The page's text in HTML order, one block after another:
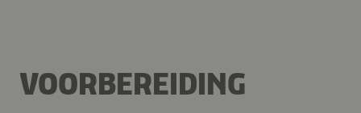
VOORBEREIDING